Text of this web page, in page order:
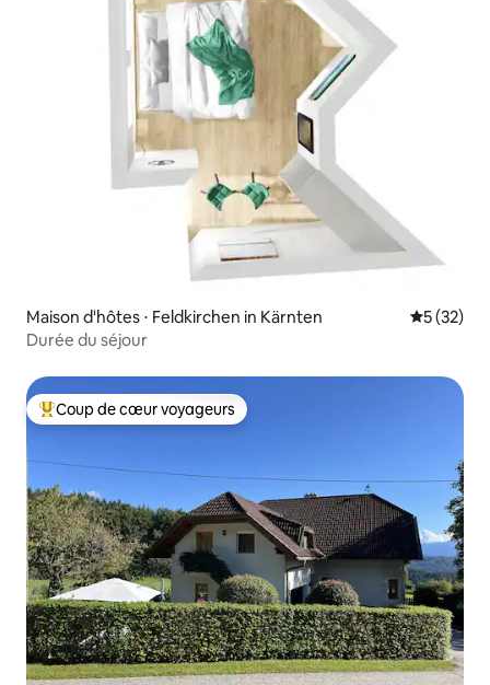
Maison d'hôtes ⋅ Feldkirchen in Kärnten
5 (32)
Durée du séjour
Coups de cœur voyageurs les plus appréciés
Coup de cœur voyageurs